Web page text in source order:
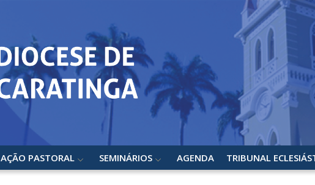
AÇÃO PASTORAL SEMINÁRIOS AGENDA TRIBUNAL